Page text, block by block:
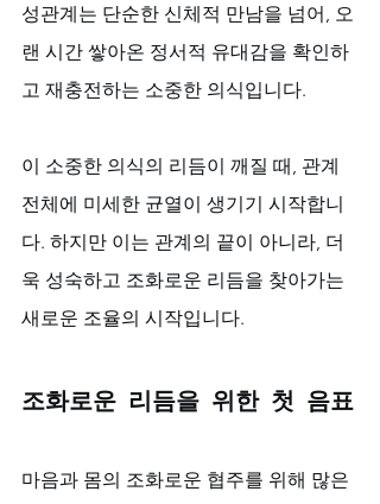
성관계는 단순한 신체적 만남을 넘어, 오
랜 시간 쌓아온 정서적 유대감을 확인하
고 재충전하는 소중한 의식입니다.
이 소중한 의식의 리듬이 깨질 때, 관계
전체에 미세한 균열이 생기기 시작합니
다. 하지만 이는 관계의 끝이 아니라, 더
욱 성숙하고 조화로운 리듬을 찾아가는
새로운 조율의 시작입니다.
조화로운 리듬을 위한 첫 음표
마음과 몸의 조화로운 협주를 위해 많은